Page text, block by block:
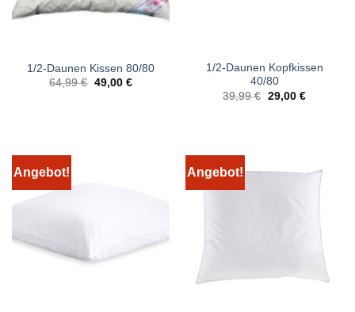
1/2-Daunen Kissen 80/80
64,99€ Ursprünglicher
49,00 €Aktueller
1/2-Daunen Kopfkissen
40/80
39,99€ Ursprünglicher
Preis
29,00 €Aktueller
Angebot! Angebot!